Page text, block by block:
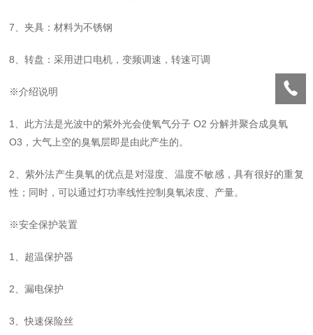
7、夹具：材料为不锈钢
8、转盘：采用进口电机，变频调速，转速可调
※介绍说明
1、此方法是光波中的紫外光会使氧气分子 O2 分解并聚合成臭氧
O3，大气上空的臭氧层即是由此产生的。
2、紫外法产生臭氧的优点是对湿度、温度不敏感，具有很好的重复
性；同时，可以通过灯功率线性控制臭氧浓度、产量。
※安全保护装置
1、超温保护器
2、漏电保护
3、快速保险丝